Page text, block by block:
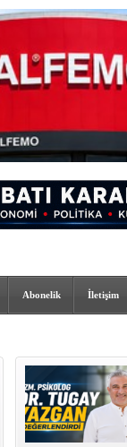
Abonelik İletişim